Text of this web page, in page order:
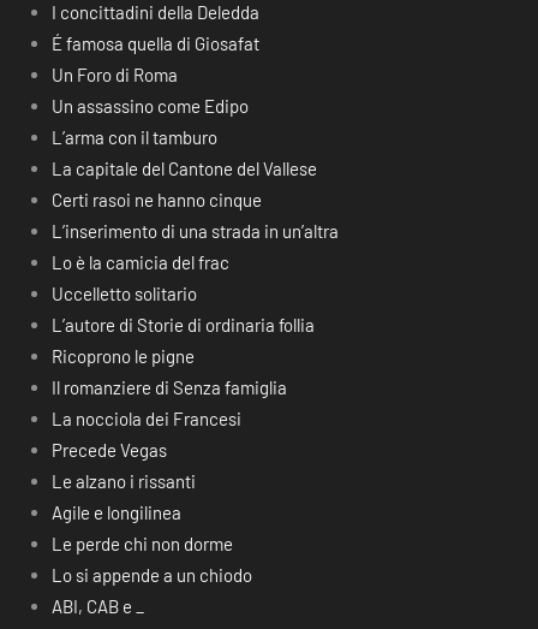
I concittadini della Deledda
É famosa quella di Giosafat
Un Foro di Roma
Un assassino come Edipo
L’arma con il tamburo
La capitale del Cantone del Vallese
Certi rasoi ne hanno cinque
L’inserimento di una strada in un’altra
Lo è la camicia del frac
Uccelletto solitario
L’autore di Storie di ordinaria follia
Ricoprono le pigne
Il romanziere di Senza famiglia
La nocciola dei Francesi
Precede Vegas
Le alzano i rissanti
Agile e longilinea
Le perde chi non dorme
Lo si appende a un chiodo
ABI, CAB e _